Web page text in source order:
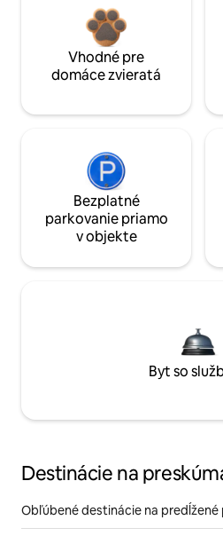
Vhodné pre
domáce zvieratá
Bezplatné
parkovanie priamo
v objekte
Byt so
Destinácie na
Obľúbené destinácie na